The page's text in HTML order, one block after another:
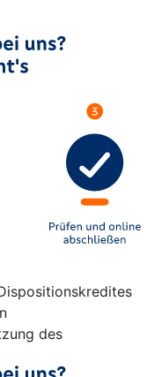
des